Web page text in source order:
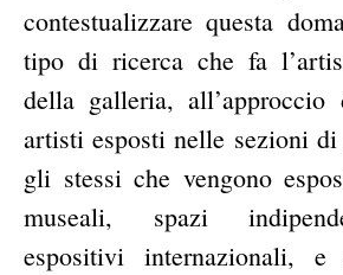
contestualizzare questa
tipo di ricerca che fa
della galleria,
artisti esposti nelle sezioni
gli stessi che vengono
museali, spazi
espositivi internazionali, e